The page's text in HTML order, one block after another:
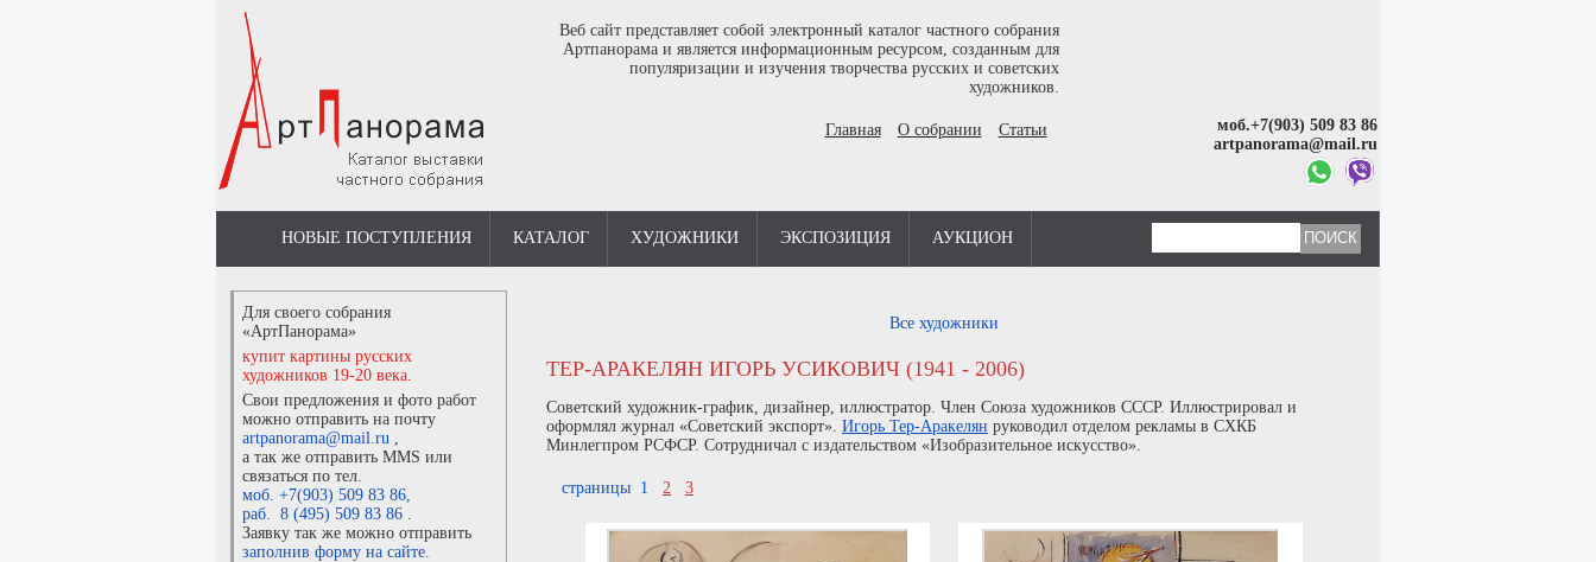
Веб сайт представляет собой электронный каталог частного собрания
Артпанорама и является информационным ресурсом, созданным для
популяризации и изучения творчества русских и советских
художников.
Главная О собрании Статьи
моб.+7(903) 509 83 86
artpanorama@mail.ru
НОВЫЕ ПОСТУПЛЕНИЯ КАТАЛОГ ХУДОЖНИКИ ЭКСПОЗИЦИЯ АУКЦИОН
Для своего собрания
«АртПанорама»
купит картины русских
художников 19-20 века.
Свои предложения и фото работ
можно отправить на почту
artpanorama@mail.ru ,
а так же отправить MMS или
связаться по тел.
моб. +7(903) 509 83 86,
раб. 8 (495) 509 83 86 .
Заявку так же можно отправить
заполнив форму на сайте.
Все художники
ТЕР-АРАКЕЛЯН ИГОРЬ УСИКОВИЧ (1941 - 2006)
Советский художник-график, дизайнер, иллюстратор. Член Союза художников СССР. Иллюстрировал и
оформлял журнал «Советский экспорт». Игорь Тер-Аракелян руководил отделом рекламы в СХКБ
Минлегпром РСФСР. Сотрудничал с издательством «Изобразительное искусство».
страницы 1 2 3